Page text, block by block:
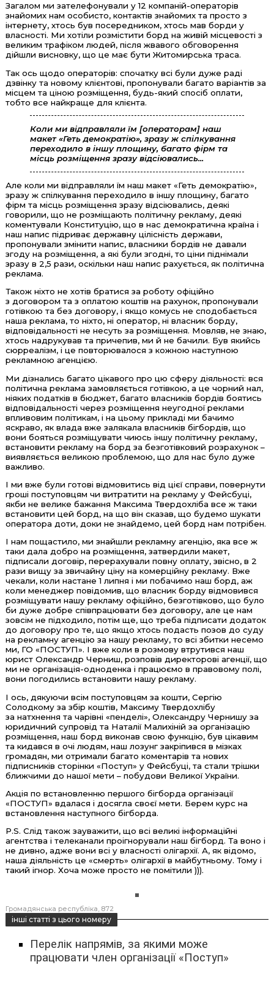
Загалом ми зателефонували у 12 компаній-операторів
знайомих нам особисто, контактів знайомих та просто з
інтернету, хтось був посередником, хтось мав борди у
власності. Ми хотіли розмістити борд на живій місцевості з
великим трафіком людей, після жвавого обговорення
дійшли висновку, що це має бути Житомирська траса.
Так ось щодо операторів: спочатку всі були дуже раді
дзвінку та новому клієнтові, пропонували багато варіантів за
місцем та ціною розміщення, будь-який спосіб оплати,
тобто все найкраще для клієнта.
Коли ми відправляли їм [операторам] наш
макет «Геть демократію», зразу ж спілкування
переходило в іншу площину, багато фірм та
місць розміщення зразу відсіювались...
Але коли ми відправляли їм наш макет «Геть демократію»,
зразу ж спілкування переходило в іншу площину, багато
фірм та місць розміщення зразу відсіювались, деякі
говорили, що не розміщають політичну рекламу, деякі
коментували Конституцію, що в нас демократична країна і
наш напис підриває державну цілісність держави,
пропонували змінити напис, власники бордів не давали
згоду на розміщення, а які були згодні, то ціни піднімали
зразу в 2,5 рази, оскільки наш напис рахується, як політична
реклама.
Також ніхто не хотів братися за роботу офіційно
з договором та з оплатою коштів на рахунок, пропонували
готівкою та без договору, і якщо комусь не сподобається
наша реклама, то ніхто, ні оператор, ні власник борду,
відповідальності не несуть за розміщення. Мовляв, не знаю,
хтось надрукував та причепив, ми й не бачили. Був якийсь
сюрреалізм, і це повторювалося з кожною наступною
рекламною агенцією.
Ми дізнались багато цікавого про цю сферу діяльності: вся
політична реклама замовляється готівкою, а це чорний нал,
ніяких податків в бюджет, багато власників бордів боятись
відповідальності через розміщення неугодної реклами
впливовим політикам, і на цьому прикладі ми бачимо
яскраво, як влада вже залякала власників бігбордів, що
вони бояться розміщувати чиюсь іншу політичну рекламу,
встановити рекламу на борд за безготівковий розрахунок –
виявляється великою проблемою, що для нас було дуже
важливо.
І ми вже були готові відмовитись від цієї справи, повернути
гроші поступовцям чи витратити на рекламу у Фейсбуці,
якби не велике бажання Максима Твердохліба все ж таки
встановити цей борд, на що він сказав, що будемо шукати
оператора доти, доки не знайдемо, цей борд нам потрібен.
І нам пощастило, ми знайшли рекламну агенцію, яка все ж
таки дала добро на розміщення, затвердили макет,
підписали договір, перерахували повну оплату, звісно, в 2
рази вищу за звичайну ціну на комерційну рекламу. Вже
чекали, коли настане 1 липня і ми побачимо наш борд, аж
коли менеджер повідомив, що власник борду відмовився
розміщувати нашу рекламу офіційно, безготівково, що було
би дуже добре співпрацювати без договору, але це нам
зовсім не підходило, потім ще, що треба підписати додаток
до договору про те, що якщо хтось подасть позов до суду
на рекламну агенцію за нашу рекламу, то всі збитки несемо
ми, ГО «ПОСТУП». І вже коли в розмову втрутився наш
юрист Олександр Черниш, розповів директорові агенції, що
ми не організація-одноденка і працюємо в правовому полі,
вони погодились встановити нашу рекламу.
І ось, дякуючи всім поступовцям за кошти, Сергію
Солодкому за збір коштів, Максиму Твердохлібу
за натхнення та чарівні «пенделі», Олександру Чернишу за
юридичний супровід та Наталії Малихіній за організацію
розміщення, наш борд виконав свою функцію, був цікавим
та кидався в очі людям, наш лозунг закріпився в мізках
громадян, ми отримали багато коментарів та нових
підписників сторінки «Поступ» у Фейсбуці, та стали трішки
ближчими до нашої мети – побудови Великої України.
Акція по встановленню першого бігборда організації
«ПОСТУП» вдалася і досягла своєї мети. Берем курс на
встановлення наступного бігборда.
P.S. Слід також зауважити, що всі великі інформаційні
агентства і телеканали проігнорували наш бігборд. Та воно і
не дивно, адже вони всі у власності олігархії. А, як відомо,
наша діяльність це «смерть» олігархії в майбутньому. Тому і
такий ігнор. Хоча може просто не помітили ))).
Громадянська республіка 872
інші статті з цього номеру
Перелік напрямів, за якими може
працювати член організації «Поступ»